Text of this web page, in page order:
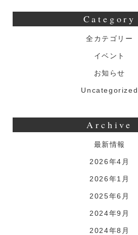
Category
全カテゴリー
イベント
お知らせ
Uncategorized
Archive
最新情報
2026年4月
2026年1月
2025年6月
2024年9月
2024年8月